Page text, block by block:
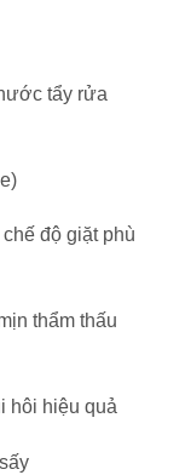
tẩy rửa
độ giặt phù
thẩm thấu
hôi hiệu quả